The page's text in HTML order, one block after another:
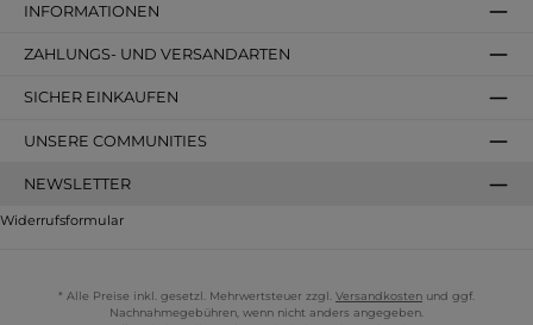
INFORMATIONEN
ZAHLUNGS- UND VERSANDARTEN
SICHER EINKAUFEN
UNSERE COMMUNITIES
NEWSLETTER
Widerrufsformular
* Alle Preise inkl. gesetzl. Mehrwertsteuer zzgl. Versandkosten und ggf.
Nachnahmegebühren, wenn nicht anders angegeben.